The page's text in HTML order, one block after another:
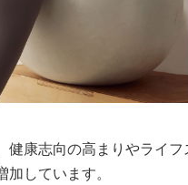
健康志向の高まりやライ
しています。